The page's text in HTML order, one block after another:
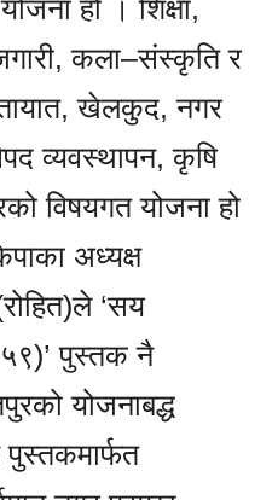
हो । शिक्षा,
कला–संस्कृति र
खेलकुद, नगर
व्यवस्थापन, कृषि
विषयगत योजना हो
अध्यक्ष
‘सय
पुस्तक नै
योजनाबद्ध